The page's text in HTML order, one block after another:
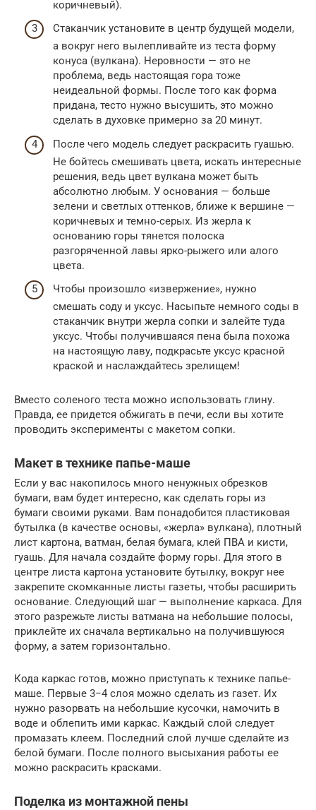
коричневый).
Стаканчик установите в центр будущей модели,
а вокруг него вылепливайте из теста форму
конуса (вулкана). Неровности — это не
проблема, ведь настоящая гора тоже
неидеальной формы. После того как форма
придана, тесто нужно высушить, это можно
сделать в духовке примерно за 20 минут.
После чего модель следует раскрасить гуашью.
Не бойтесь смешивать цвета, искать интересные
решения, ведь цвет вулкана может быть
абсолютно любым. У основания — больше
зелени и светлых оттенков, ближе к вершине —
коричневых и темно-серых. Из жерла к
основанию горы тянется полоска
разгоряченной лавы ярко-рыжего или алого
цвета.
Чтобы произошло «извержение», нужно
смешать соду и уксус. Насыпьте немного соды в
стаканчик внутри жерла сопки и залейте туда
уксус. Чтобы получившаяся пена была похожа
на настоящую лаву, подкрасьте уксус красной
краской и наслаждайтесь зрелищем!
Вместо соленого теста можно использовать глину.
Правда, ее придется обжигать в печи, если вы хотите
проводить эксперименты с макетом сопки.
Макет в технике папье-маше
Если у вас накопилось много ненужных обрезков
бумаги, вам будет интересно, как сделать горы из
бумаги своими руками. Вам понадобится пластиковая
бутылка (в качестве основы, «жерла» вулкана), плотный
лист картона, ватман, белая бумага, клей ПВА и кисти,
гуашь. Для начала создайте форму горы. Для этого в
центре листа картона установите бутылку, вокруг нее
закрепите скомканные листы газеты, чтобы расширить
основание. Следующий шаг — выполнение каркаса. Для
этого разрежьте листы ватмана на небольшие полосы,
приклейте их сначала вертикально на получившуюся
форму, а затем горизонтально.
Кода каркас готов, можно приступать к технике папье-
маше. Первые 3−4 слоя можно сделать из газет. Их
нужно разорвать на небольшие кусочки, намочить в
воде и облепить ими каркас. Каждый слой следует
промазать клеем. Последний слой лучше сделайте из
белой бумаги. После полного высыхания работы ее
можно раскрасить красками.
Поделка из монтажной пены